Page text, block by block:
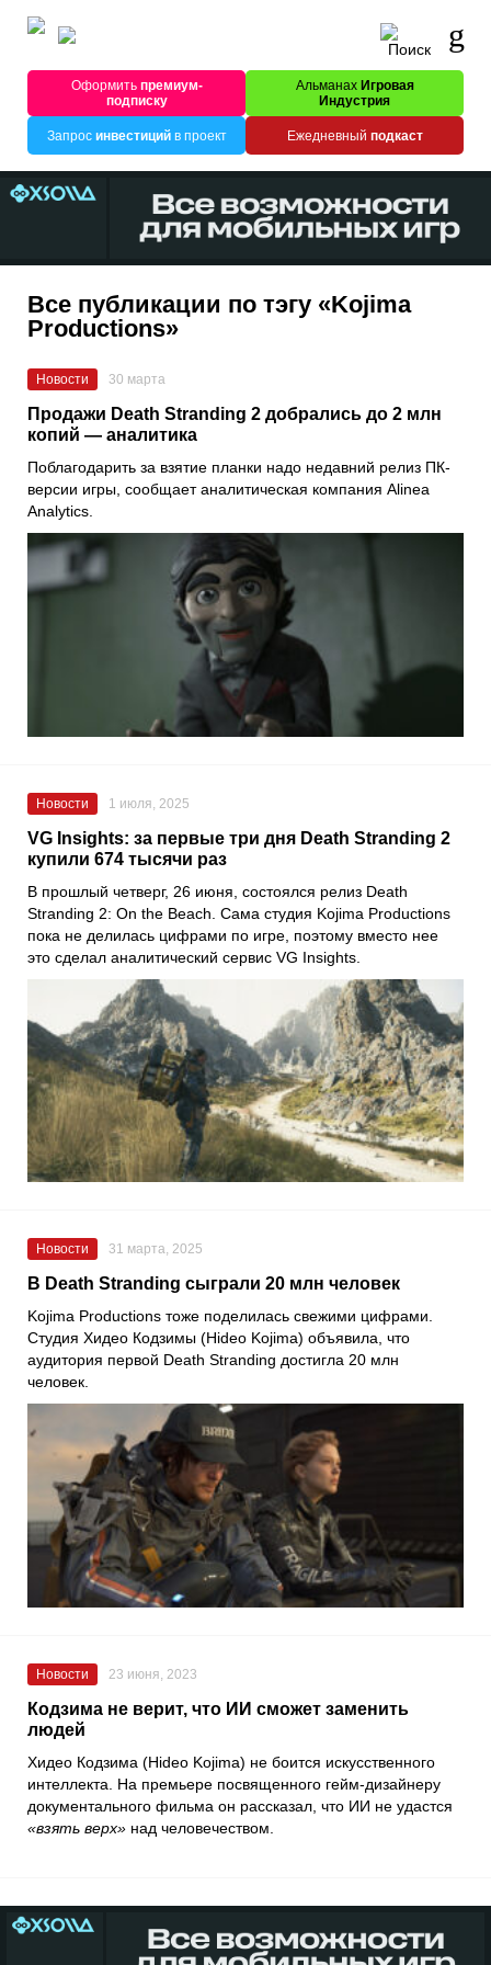
Оформитьпремиум-
подписку
Альманах Игровая
Индустрия
Запрос инвестицийв проект Ежедневный подкаст
Все публикации по тэгу «Kojima
Productions»
Новости 30 марта
Продажи Death Stranding 2 добрались до 2 млн
копий — аналитика
Поблагодарить за взятие планки надо недавний релиз ПК-
версии игры, сообщает аналитическая компания Alinea
Analytics.
Новости 1 июля, 2025
VG Insights: за первые три дня Death Stranding 2
купили 674 тысячи раз
В прошлый четверг, 26 июня, состоялся релиз Death
Stranding 2: On the Beach. Сама студия Kojima Productions
пока не делилась цифрами по игре, поэтому вместо нее
это сделал аналитический сервис VG Insights.
Новости 31 марта, 2025
В Death Stranding сыграли 20 млн человек
Kojima Productions тоже поделилась свежими цифрами.
Студия Хидео Кодзимы (Hideo Kojima) объявила, что
аудитория первой Death Stranding достигла 20 млн
человек.
Новости 23 июня, 2023
Кодзима не верит, что ИИ сможет заменить
людей
Хидео Кодзима (Hideo Kojima) не боится искусственного
интеллекта. На премьере посвященного гейм-дизайнеру
документального фильма он рассказал, что ИИ не удастся
«взять верх» над человечеством.